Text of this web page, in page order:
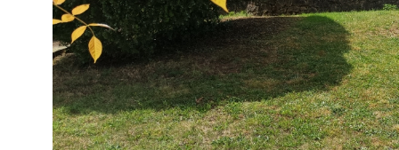
complète l?ensemble, offrant la possibilité d?abriter
véhicules, notamment pour les amateurs de voitures
collection.\nL?ensemble, figurant à la matrice
représente une véritable demeure de caractère, alliant
authenticité et potentiel, dans un environnement
recherché, idéal pour une grande famille, un projet de
hôtes ou une résidence secondaire de prestige.
VOIR LE